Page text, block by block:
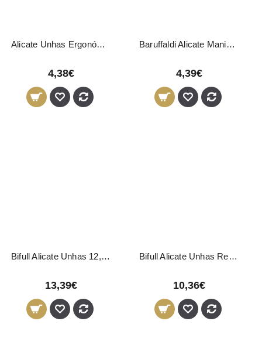
Alicate Unhas Ergonómico LOY Rosa 10cm
4,38€
Baruffaldi Alicate Manicure e Pedicure 10cm
4,39€
Bifull Alicate Unhas 12,2cm - 16mm
13,39€
Bifull Alicate Unhas Recto 12cm - 17mm
10,36€